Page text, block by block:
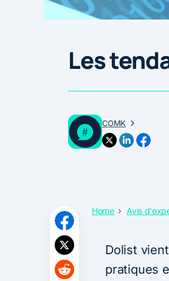
Les
COMK
Home Avis
Dolist
pratiques